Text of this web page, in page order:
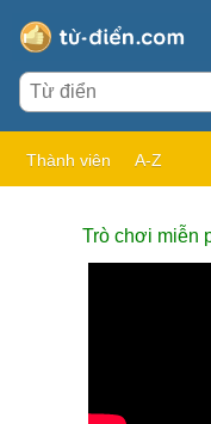
Thành viên A-Z
Trò chơi miễn